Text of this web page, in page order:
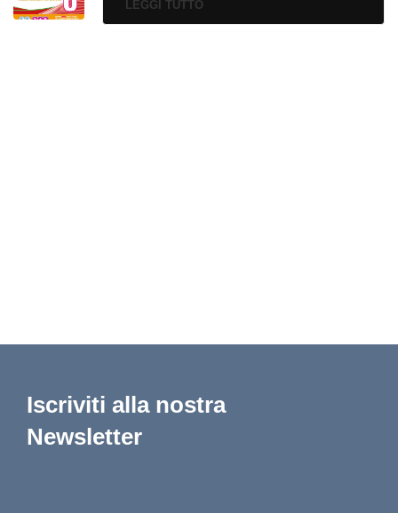
LEGGI TUTTO
Iscriviti alla nostra
Newsletter